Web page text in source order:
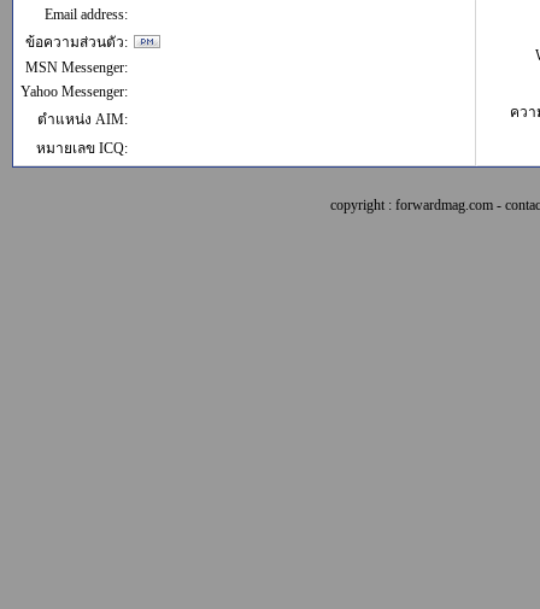
คว
Email address:
ข้อความส่วนตัว:
MSN Messenger:
Yahoo Messenger:
ตำแหน่ง AIM:
หมายเลข ICQ:
copyright : forwardmag.com -